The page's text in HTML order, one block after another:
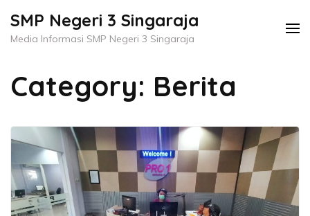
Enter)
SMP Negeri 3 Singaraja
Media Informasi SMP Negeri 3 Singaraja
Category: Berita